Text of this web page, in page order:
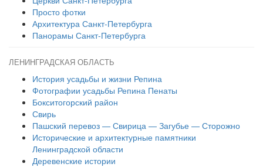
Просто фотки
Архитектура Санкт-Петербурга
Панорамы Санкт-Петербурга
ЛЕНИНГРАДСКАЯ ОБЛАСТЬ
История усадьбы и жизни Репина
Фотографии усадьбы Репина Пенаты
Бокситогорский район
Свирь
Пашский перевоз — Свирица — Загубье — Сторожно
Исторические и архитектурные памятники
Ленинградской области
Деревенские истории